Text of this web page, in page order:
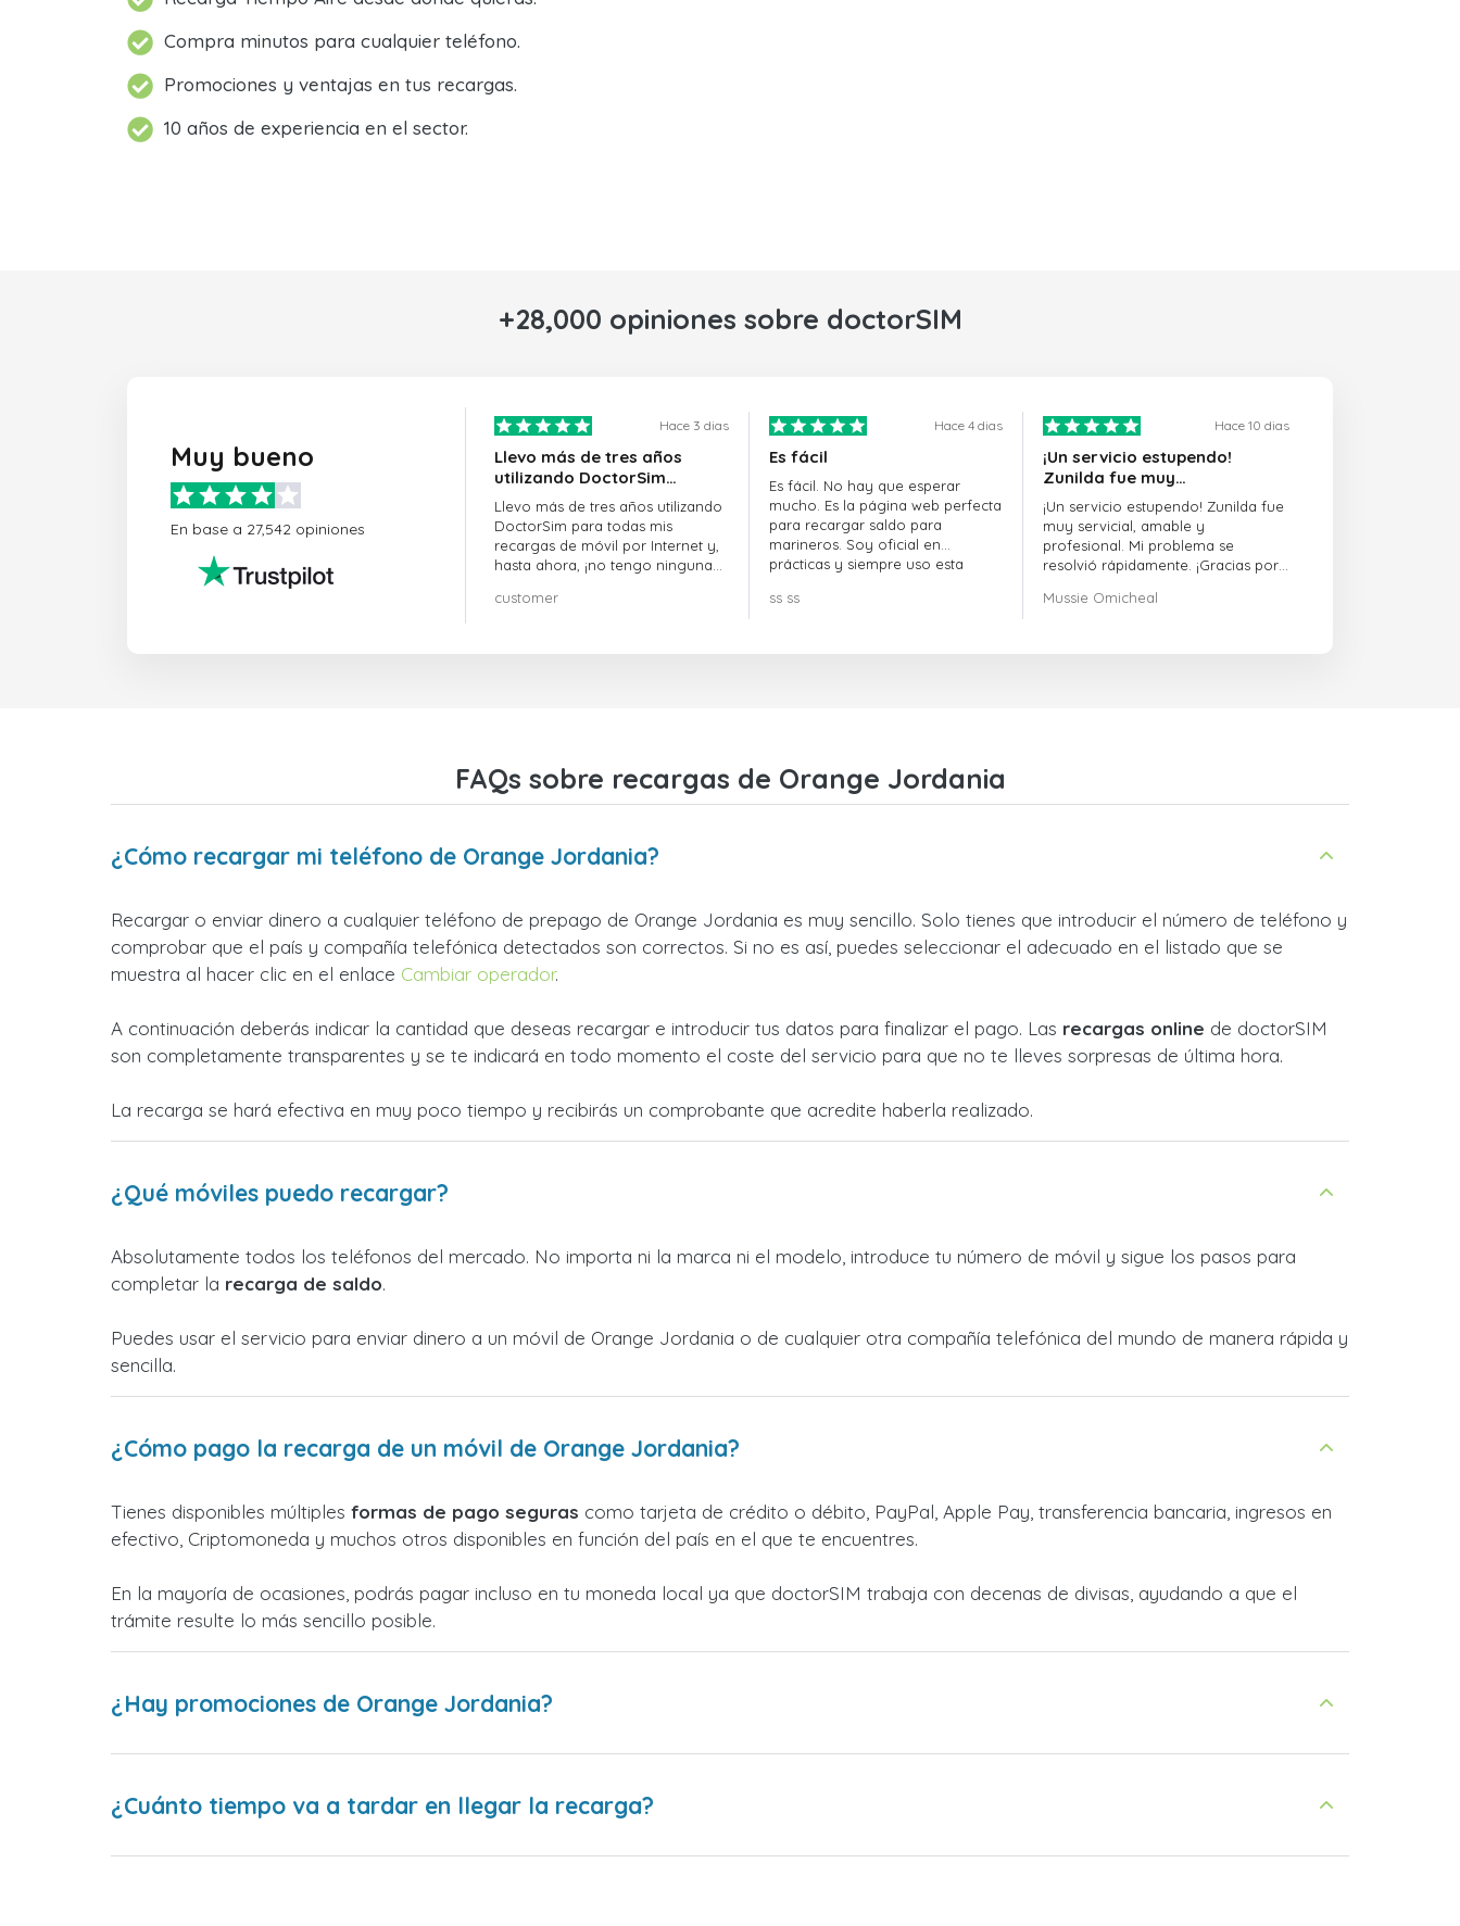
Compra minutos para cualquier teléfono.
Promociones y ventajas en tus recargas.
10 años de experiencia en el sector.
+28,000 opiniones sobre doctorSIM
Muy bueno
En base a 27,542 opiniones
Hace 3 dias
Llevo más de tres años
utilizando DoctorSim…
Llevo más de tres años utilizando
DoctorSim para todas mis
recargas de móvil por Internet y,
hasta ahora, ¡no tengo ninguna
customer
Hace 4 dias
Es fácil
Es fácil. No hay que esperar
mucho. Es la página web perfecta
para recargar saldo para
marineros. Soy oficial en
prácticas y siempre uso esta
ss ss
Hace 10 dias
¡Un servicio estupendo!
Zunilda fue muy…
¡Un servicio estupendo! Zunilda fue
muy servicial, amable y
profesional. Mi problema se
resolvió rápidamente. ¡Gracias por
Mussie Omicheal
FAQs sobre recargas de Orange Jordania
¿Cómo recargar mi teléfono de Orange Jordania?
Recargar o enviar dinero a cualquier teléfono de prepago de Orange Jordania es muy sencillo. Solo tienes que introducir el número de teléfono y
comprobar que el país y compañía telefónica detectados son correctos. Si no es así, puedes seleccionar el adecuado en el listado que se
muestra al hacer clic en el enlace Cambiar operador.
A continuación deberás indicar la cantidad que deseas recargar e introducir tus datos para finalizar el pago. Las recargas online de doctorSIM
son completamente transparentes y se te indicará en todo momento el coste del servicio para que no te lleves sorpresas de última hora.
La recarga se hará efectiva en muy poco tiempo y recibirás un comprobante que acredite haberla realizado.
¿Qué móviles puedo recargar?
Absolutamente todos los teléfonos del mercado. No importa ni la marca ni el modelo, introduce tu número de móvil y sigue los pasos para
completar la recarga de saldo.
Puedes usar el servicio para enviar dinero a un móvil de Orange Jordania o de cualquier otra compañía telefónica del mundo de manera rápida y
sencilla.
¿Cómo pago la recarga de un móvil de Orange Jordania?
Tienes disponibles múltiples formas de pago seguras como tarjeta de crédito o débito, PayPal, Apple Pay, transferencia bancaria, ingresos en
efectivo, Criptomoneda y muchos otros disponibles en función del país en el que te encuentres.
En la mayoría de ocasiones, podrás pagar incluso en tu moneda local ya que doctorSIM trabaja con decenas de divisas, ayudando a que el
trámite resulte lo más sencillo posible.
¿Hay promociones de Orange Jordania?
¿Cuánto tiempo va a tardar en llegar la recarga?